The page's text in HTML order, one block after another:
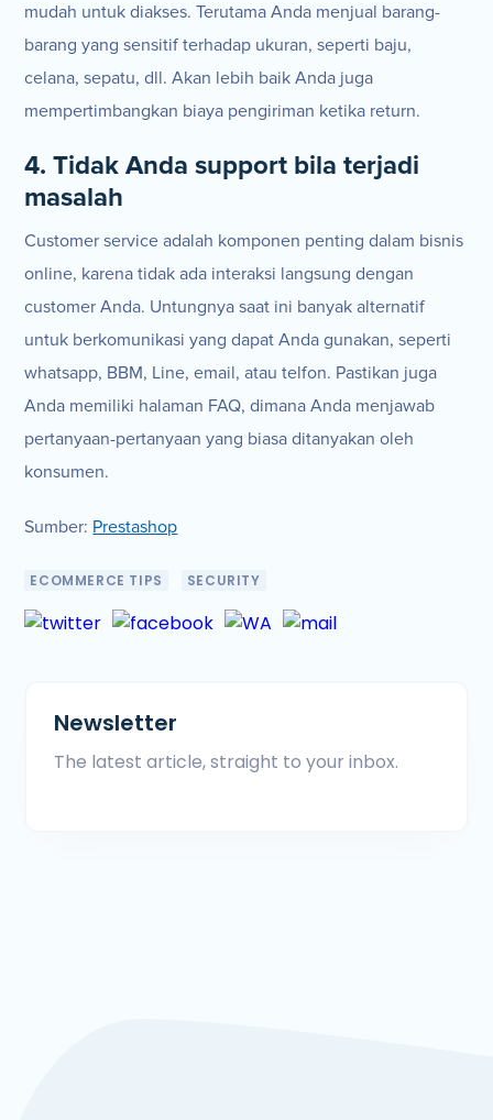
mudah untuk diakses. Terutama Anda menjual barang-
barang yang sensitif terhadap ukuran, seperti baju,
celana, sepatu, dll. Akan lebih baik Anda juga
mempertimbangkan biaya pengiriman ketika return.
4. Tidak Anda support bila terjadi
masalah
Customer service adalah komponen penting dalam bisnis
online, karena tidak ada interaksi langsung dengan
customer Anda. Untungnya saat ini banyak alternatif
untuk berkomunikasi yang dapat Anda gunakan, seperti
whatsapp, BBM, Line, email, atau telfon. Pastikan juga
Anda memiliki halaman FAQ, dimana Anda menjawab
pertanyaan-pertanyaan yang biasa ditanyakan oleh
konsumen.
Sumber: Prestashop
ECOMMERCE TIPS SECURITY
Newsletter
The latest article, straight to your inbox.